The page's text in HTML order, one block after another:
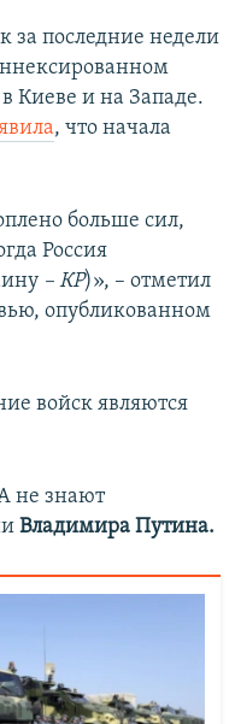
за последние недели
Киеве и на Западе.
, что начала
больше сил,
Россия
– КР)», – отметил
опубликованном
войск являются
не знают
Владимира Путина.